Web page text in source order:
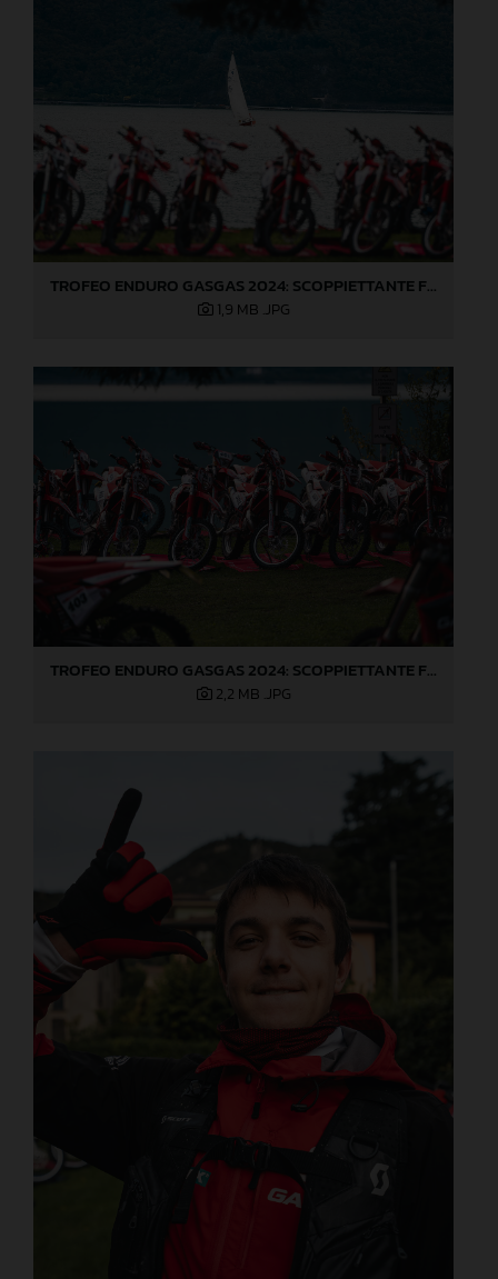
TROFEO ENDURO GASGAS 2024: SCOPPIETTANTE FINALE DI STAGIONE A LOVERE!
1,9 MB .JPG
TROFEO ENDURO GASGAS 2024: SCOPPIETTANTE FINALE DI STAGIONE A LOVERE!
2,2 MB .JPG